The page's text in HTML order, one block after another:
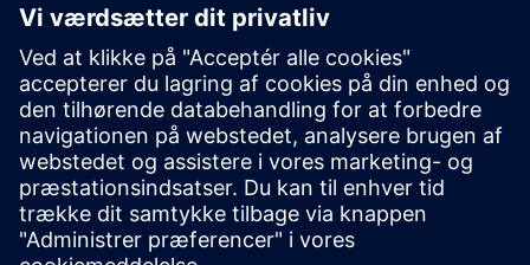
Carpooling
Karos Mobility provides a sustainable multimodal mobility
solution for rural and peri-urban areas, integrated into the
public transport. Our solution rely on an innovative
solution based on AI technology and 8 years of R&D. In
pra...
Få mere at vide